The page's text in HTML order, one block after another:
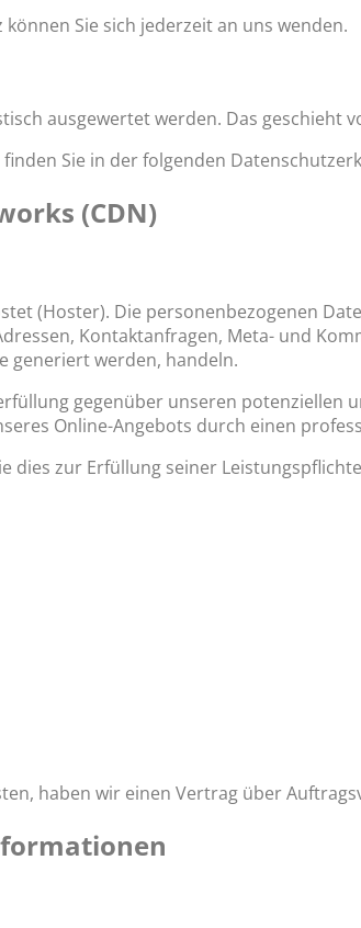
Sie sich jederzeit an uns wenden.
ausgewertet werden. Das geschieht
Sie in der folgenden
(CDN)
(Hoster). Die personenbezogenen
Kontaktanfragen, Meta- und
generiert werden, handeln.
gegenüber unseren potenziellen
Online-Angebots durch einen
zur Erfüllung seiner
haben wir einen Vertrag über